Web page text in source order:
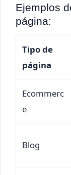
Ejemplos
página:
Tipo de
página
Ecommerc
e
Blog